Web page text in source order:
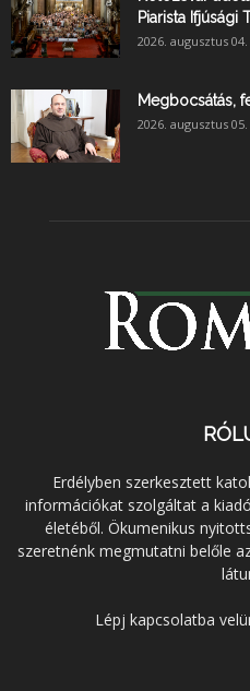
Piarista Ifjúsági
2026. augusztus 04.
Megbocsátás,
2026. augusztus 05.
Erdélyben szerkesztett
információkat szolgáltat a
életéből. Ökumenikus
szeretnénk megmutatni belőle
Lépj kapcsolatba